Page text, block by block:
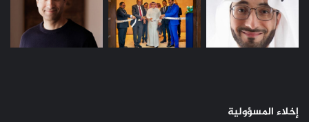
إخلاء المسؤولية